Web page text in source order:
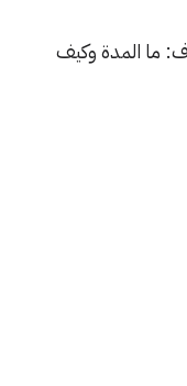
ما المدة وكيف